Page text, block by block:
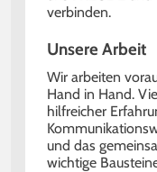
verbinden.
Unsere Arbeit
Wir arbeiten
Hand in Hand.
hilfreicher
und das
wichtige